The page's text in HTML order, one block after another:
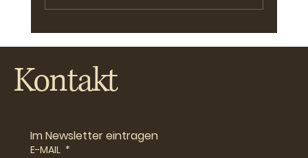
Benj auf tour mit I Quattro ,,deheim“
Kontakt
Im Newsletter eintragen
E-MAIL *